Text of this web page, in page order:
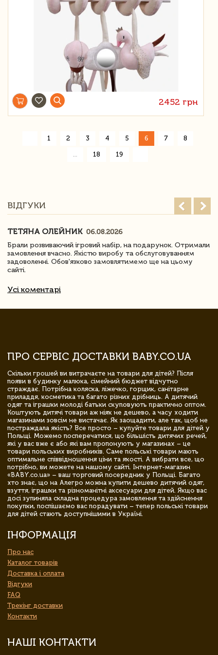
2452 грн
1 2 3 4 5 6 7 8
18 19
ВІДГУКИ
ТЕТЯНА ОЛЕЙНИК 06.08.2026
Брали розвиваючий ігровий набір, на подарунок. Отримали
замовлення вчасно. Якістю виробу та обслуговуванням
задоволенні. Обов'язково замовлятимемо ще на цьому
сайті.
Усі коментарі
ПРО СЕРВІС ДОСТАВКИ BABY.CO.UA
Скільки грошей ви витрачаєте на товари для дітей? Після
появи в будинку малюка, сімейний бюджет відчутно
страждає. Потрібна коляска, ліжечко, горщик, санітарне
приладдя, косметика та багато різних дрібниць. А дитячий
одяг та іграшки молоді батьки скуповують практично оптом.
Коштують дитячі товари аж ніяк не дешево, а часу ходити
магазинами зовсім не вистачає. Як заощадити, але так, щоб не
постраждала якість? Все просто – купуйте товари для дітей у
Польщі. Можемо посперечатися, що більшість дитячих речей,
які у вас вже є або які вам пропонують у магазинах – це
товари польських виробників. Саме польські товари мають
оптимальне співвідношення ціни та якості. А вибрати все, що
потрібно, ви можете на нашому сайті. Інтернет-магазин
«BABY.co.ua» – ваш торговий посередник у Польщі. Багато
хто знає, що на Алегро можна купити дешево дитячий одяг,
взуття, іграшки та різноманітні аксесуари для дітей. Якщо вас
досі зупиняла складна процедура замовлення та здійснення
покупки, поспішаємо вас порадувати – тепер польські товари
для дітей стають доступнішими в Україні.
ІНФОРМАЦІЯ
Про нас
Каталог товарів
Доставка і оплата
Відгуки
FAQ
Трекінг доставки
Контакти
НАШІ КОНТАКТИ